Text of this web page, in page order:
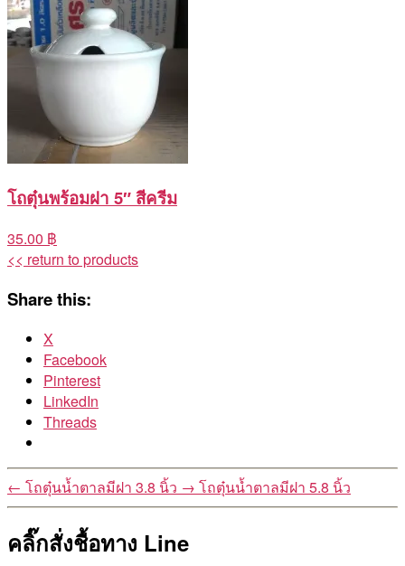
โถตุ๋นพร้อมฝา 5″ สีครีม
35.00 ฿
<< return to products
Share this:
X
Facebook
Pinterest
LinkedIn
Threads
← โถตุ๋นน้ำตาลมีฝา 3.8 นิ้ว → โถตุ๋นน้ำตาลมีฝา 5.8 นิ้ว
คลิ๊กสั่งชื้อทาง Line